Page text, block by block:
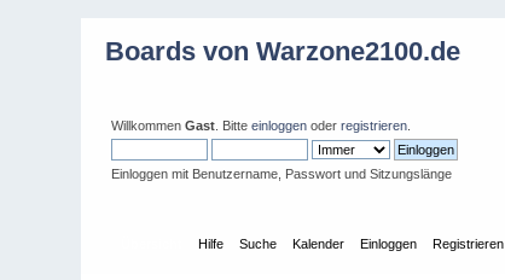
Boards von Warzone2100.de
WillkommenGast . Bitteeinloggen oderregistrieren
Einloggen mit Benutzername, Passwort und Sitzungslänge
Hilfe Suche Kalender Einloggen Registrieren